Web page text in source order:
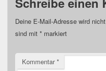
Deine E-Mail-Adresse wird
sind mit * markiert
Kommentar*